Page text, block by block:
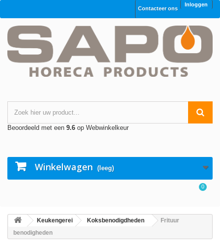
Inloggen
Contacteer ons
Beoordeeld met een 9.6 op Webwinkelkeur
Winkelwagen (leeg)
0
Keukengerei Koksbenodigdheden
Frituur
benodigheden